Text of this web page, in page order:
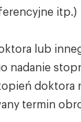
itp.)
lub
nadanie
doktora
termin